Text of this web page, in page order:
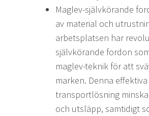
Maglev-självkörande
av material och
arbetsplatsen har
självkörande fordon
maglev-teknik för att
marken. Denna
transportlösning
och utsläpp, samtidigt